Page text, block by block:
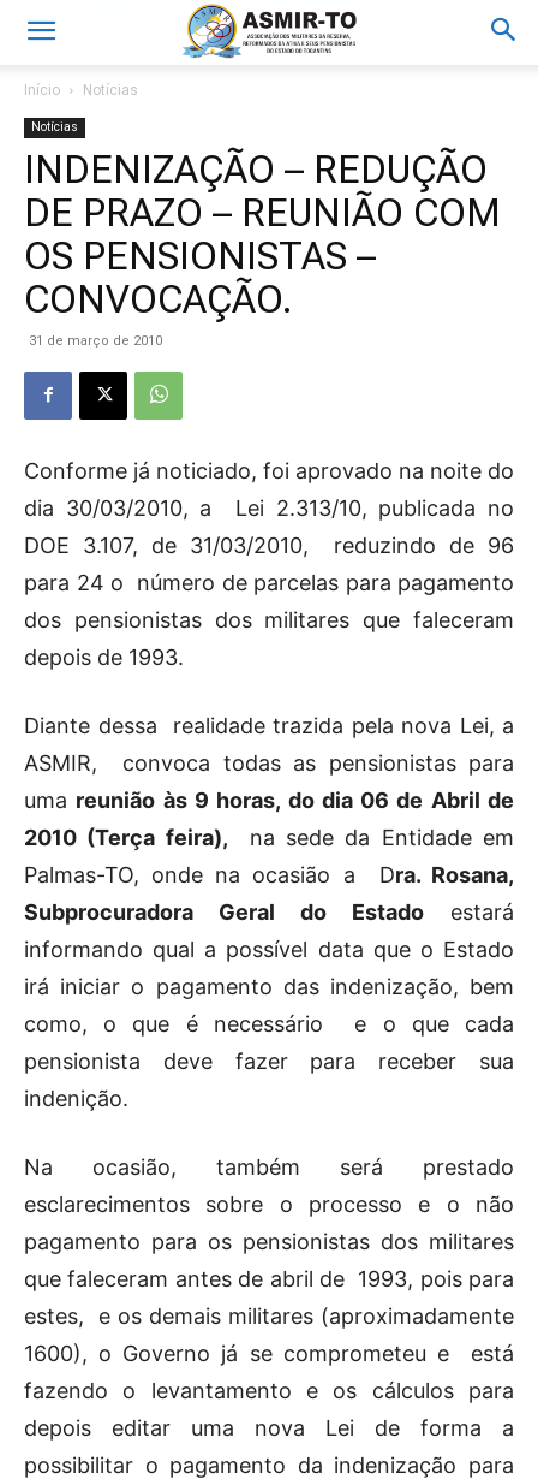
Início Notícias
Notícias
INDENIZAÇÃO – REDUÇÃO
DE PRAZO – REUNIÃO COM
OS PENSIONISTAS –
CONVOCAÇÃO.
31 de março de 2010
Conforme já noticiado, foi aprovado na noite do
dia 30/03/2010, a Lei 2.313/10, publicada no
DOE 3.107, de 31/03/2010, reduzindo de 96
para 24 o número de parcelas para pagamento
dos pensionistas dos militares que faleceram
depois de 1993.
Diante dessa realidade trazida pela nova Lei, a
ASMIR, convoca todas as pensionistas para
uma reunião às 9 horas, do dia 06 de Abril de
2010 (Terça feira),
na sede da Entidade em
Palmas-TO, onde na ocasião a Dra. Rosana,
Subprocuradora Geral do Estado estará
informando qual a possível data que o Estado
irá iniciar o pagamento das indenização, bem
como, o que é necessário e o que cada
pensionista deve fazer para receber sua
indenição.
Na ocasião, também será prestado
esclarecimentos sobre o processo e o não
pagamento para os pensionistas dos militares
que faleceram antes de abril de 1993, pois para
estes, e os demais militares (aproximadamente
1600), o Governo já se comprometeu e está
fazendo o levantamento e os cálculos para
depois editar uma nova Lei de forma a
possibilitar o pagamento da indenização para